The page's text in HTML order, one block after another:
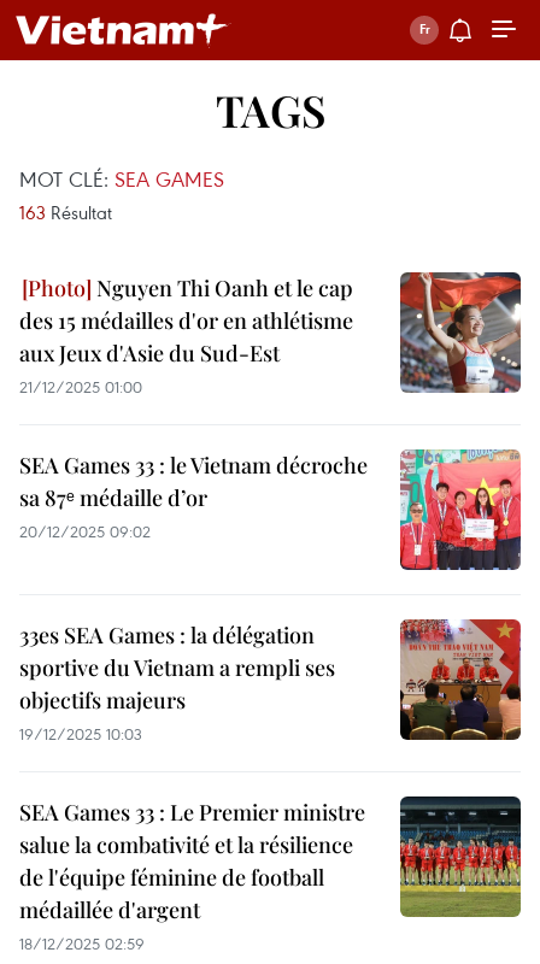
TAGS
MOT CLÉ: SEA GAMES
163 Résultat
Nguyen Thi Oanh et le cap
des 15 médailles d'or en athlétisme
aux Jeux d'Asie du Sud-Est
21/12/2025 01:00
SEA Games 33 : le Vietnam décroche
sa 87ᵉ médaille d’or
20/12/2025 09:02
33es SEA Games : la délégation
sportive du Vietnam a rempli ses
objectifs majeurs
19/12/2025 10:03
SEA Games 33 : Le Premier ministre
salue la combativité et la résilience
de l'équipe féminine de football
médaillée d'argent
18/12/2025 02:59